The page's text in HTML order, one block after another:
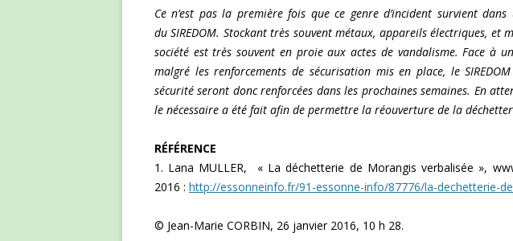
Ce n’est pas la première fois que ce genre d’incident survient dans
du SIREDOM. Stockant très souvent métaux, appareils électriques, et
société est très souvent en proie aux actes de vandalisme. Face à
malgré les renforcements de sécurisation mis en place, le
sécurité seront donc renforcées dans les prochaines semaines. En
le nécessaire a été fait afin de permettre la réouverture de la
RÉFÉRENCE
1. Lana MULLER, « La déchetterie de Morangis verbalisée »,
2016 : http://essonneinfo.fr/91-essonne-info/87776/la-dechetterie-
© Jean-Marie CORBIN, 26 janvier 2016, 10 h 28.